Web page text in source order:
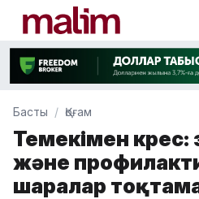
Басты Қоғам
Темекімен
және
шаралар